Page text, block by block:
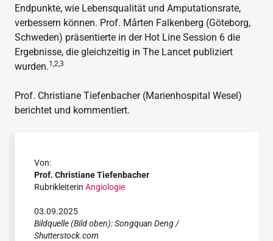
Endpunkte, wie Lebensqualität und Amputationsrate,
verbessern können. Prof. Mårten Falkenberg (Göteborg,
Schweden) präsentierte in der Hot Line Session 6 die
Ergebnisse, die gleichzeitig in The Lancet publiziert
wurden.1,2,3
Prof. Christiane Tiefenbacher (Marienhospital Wesel)
berichtet und kommentiert.
Von:
Prof. Christiane Tiefenbacher
Rubrikleiterin Angiologie
03.09.2025
Bildquelle (Bild oben): Songquan Deng /
Shutterstock.com